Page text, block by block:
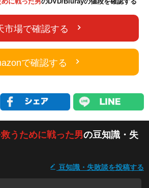
市場で確認する
で確認する
うために戦った男の豆知識・失
豆知識・失敗談を投稿する